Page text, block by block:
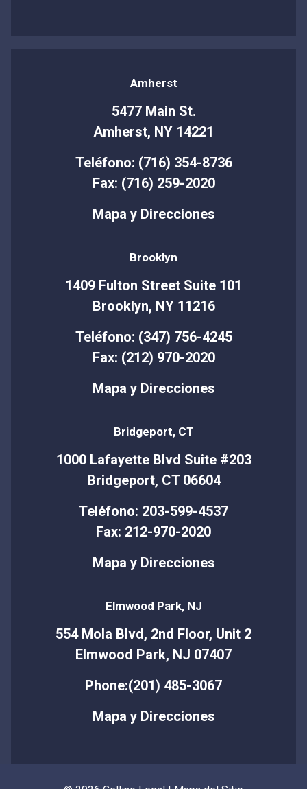
Amherst
5477 Main St.
Amherst, NY 14221
Teléfono: (716) 354-8736
Fax: (716) 259-2020
Mapa y Direcciones
Brooklyn
1409 Fulton Street Suite 101
Brooklyn, NY 11216
Teléfono: (347) 756-4245
Fax: (212) 970-2020
Mapa y Direcciones
Bridgeport, CT
1000 Lafayette Blvd Suite #203
Bridgeport, CT 06604
Teléfono: 203-599-4537
Fax: 212-970-2020
Mapa y Direcciones
Elmwood Park, NJ
554 Mola Blvd, 2nd Floor, Unit 2
Elmwood Park, NJ 07407
Phone:(201) 485-3067
Mapa y Direcciones